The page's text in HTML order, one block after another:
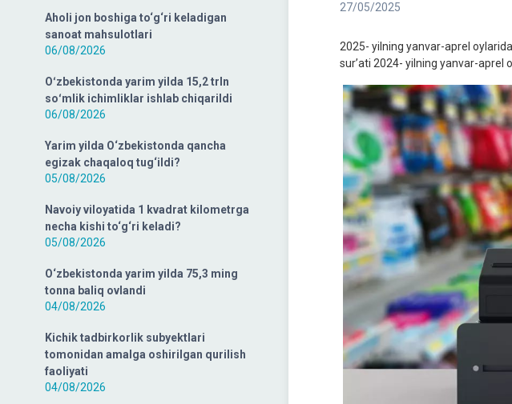
Aholi jon boshiga to‘g‘ri keladigan
sanoat mahsulotlari
06/08/2026
Oʻzbekistonda yarim yilda 15,2 trln
soʻmlik ichimliklar ishlab chiqarildi
06/08/2026
Yarim yilda O‘zbekistonda qancha
egizak chaqaloq tug‘ildi?
05/08/2026
Navoiy viloyatida 1 kvadrat kilometrga
necha kishi to‘g‘ri keladi?
05/08/2026
O‘zbekistonda yarim yilda 75,3 ming
tonna baliq ovlandi
04/08/2026
Kichik tadbirkorlik subyektlari
tomonidan amalga oshirilgan qurilish
faoliyati
04/08/2026
27/05/2025
2025- yilning yanvar-aprel
sur’ati 2024- yilning yanvar-aprel